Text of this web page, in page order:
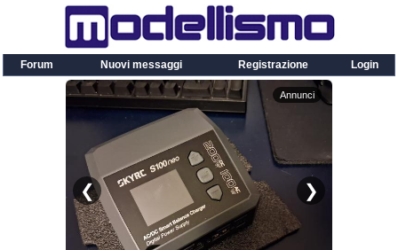
Forum Nuovi messaggi Registrazione Login